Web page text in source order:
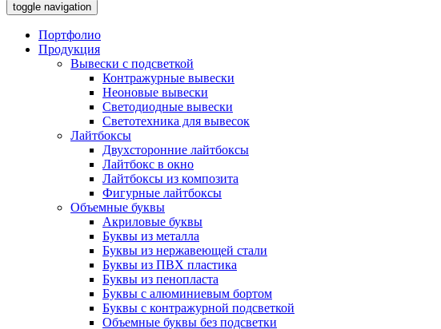
toggle navigation
Портфолио
Продукция
Вывески с подсветкой
Контражурные вывески
Неоновые вывески
Светодиодные вывески
Светотехника для вывесок
Лайтбоксы
Двухсторонние лайтбоксы
Лайтбокс в окно
Лайтбоксы из композита
Фигурные лайтбоксы
Объемные буквы
Акриловые буквы
Буквы из металла
Буквы из нержавеющей стали
Буквы из ПВХ пластика
Буквы из пенопласта
Буквы с алюминиевым бортом
Буквы с контражурной подсветкой
Объемные буквы без подсветки